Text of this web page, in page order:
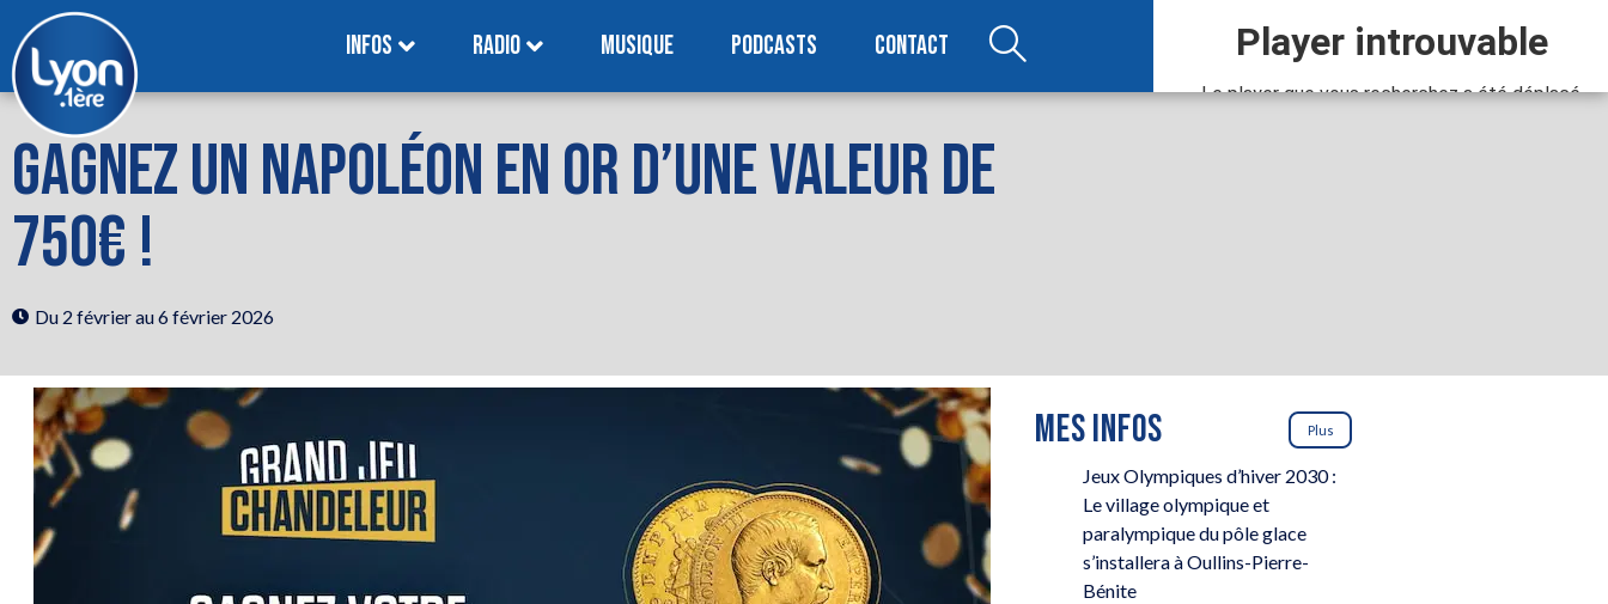
INFOS RADIO MUSIQUE PODCASTS CONTACT
GAGNEZ UN NAPOLÉON EN OR D’UNE VALEUR DE
750€ !
Du 2 févrierau 6 février 2026
MES INFOS Plus
Jeux Olympiques d’hiver 2030 :
Le village olympique et
paralympique du pôle glace
s’installera à Oullins-Pierre-
Bénite